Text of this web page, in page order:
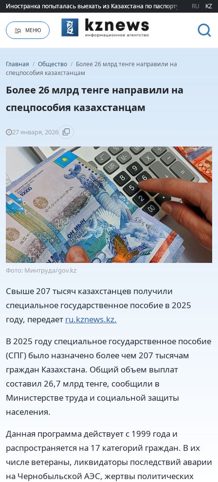
Иностранка попыталась выехать из Казахстана по паспорту сестры
Иностранка попыталась выехать из Казахстана по паспорту сестры
RU KZ
МЕНЮ
Главная / Общество / Более 26 млрд тенге направили на
спецпособия казахстанцам
Более 26 млрд тенге направили на
спецпособия казахстанцам
27 января, 2026
Фото: Минтруда/gov.kz
Свыше 207 тысяч казахстанцев получили
специальное государственное пособие в 2025
году, передает ru.kznews.kz.
В 2025 году специальное государственное пособие
(СПГ) было назначено более чем 207 тысячам
граждан Казахстана. Общий объем выплат
составил 26,7 млрд тенге, сообщили в
Министерстве труда и социальной защиты
населения.
Данная программа действует с 1999 года и
распространяется на 17 категорий граждан. В их
числе ветераны, ликвидаторы последствий аварии
на Чернобыльской АЭС, жертвы политических